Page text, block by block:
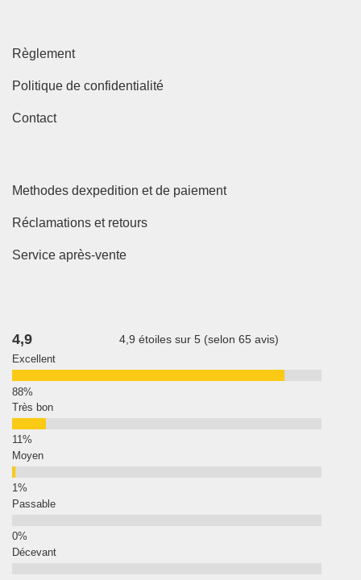
Règlement
Politique de confidentialité
Contact
Methodes dexpedition et de paiement
Réclamations et retours
Service après-vente
4,9 4,9 étoiles sur 5 (selon 65 avis)
Excellent
Très bon
Moyen
Passable
Décevant